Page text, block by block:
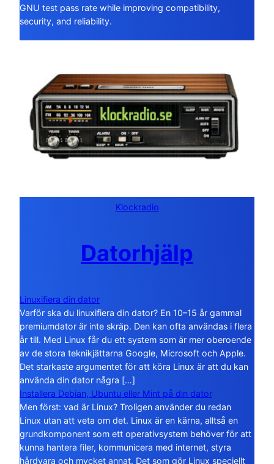
GNU test pass rate while improving compatibility,
security, and reliability.
Klockradio
Datorhjälp
Linuxifiera din dator
Varför ska du linuxifiera din dator? En 10–15 år gammal
premiumdator är inte skräp. Den kan ofta användas i flera
år till. Med Linux får du ett system som är mer oberoende
av de stora teknikjättarna Google, Microsoft och Apple.
Det starkaste argumentet för att köra Linux är att du kan
använda din dator några […]
Installera Debian, Ubuntu eller Mint på din dator
Men först: vad är Linux? Troligen använder du redan
Linux utan att veta om det. Linux är en kärna, alltså en
grundkomponent som ett operativsystem behöver för att
kunna hantera filer, kommunicera med internet, styra
hårdvara och mycket annat. Det som gör Linux speciellt